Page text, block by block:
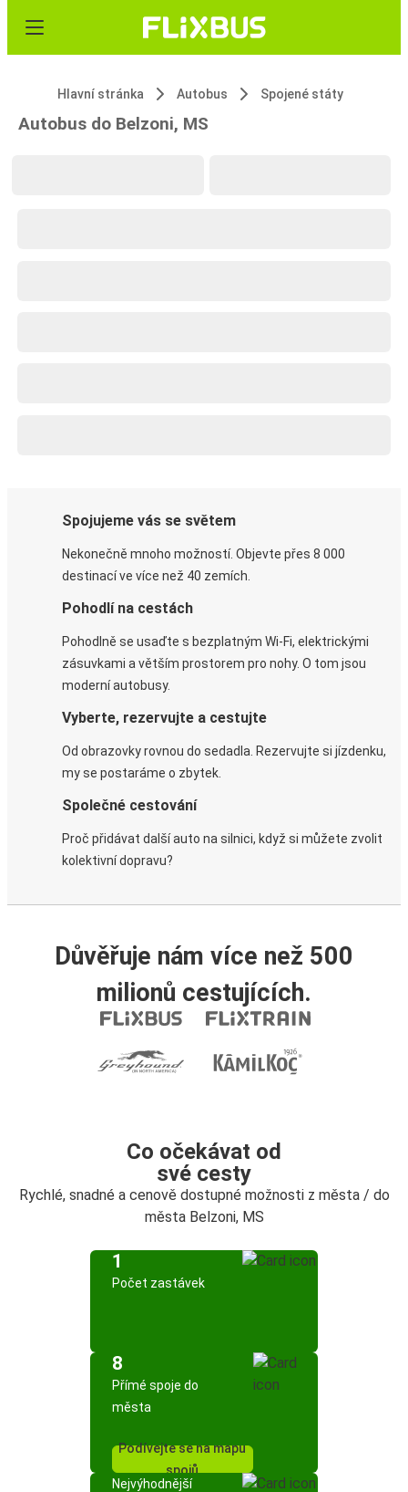
Hlavní stránka Autobus Spojené státy
Autobus do Belzoni, MS
Spojujeme vás se světem
Nekonečně mnoho možností. Objevte přes 8 000
destinací ve více než 40 zemích.
Pohodlí na cestách
Pohodlně se usaďte s bezplatným Wi-Fi, elektrickými
zásuvkami a větším prostorem pro nohy. O tom jsou
moderní autobusy.
Vyberte, rezervujte a cestujte
Od obrazovky rovnou do sedadla. Rezervujte si jízdenku,
my se postaráme o zbytek.
Společné cestování
Proč přidávat další auto na silnici, když si můžete zvolit
kolektivní dopravu?
Důvěřuje nám více než 500
milionů cestujících.
Co očekávat od
své cesty
Rychlé, snadné a cenově dostupné možnosti z města / do
města Belzoni, MS
1
Počet zastávek
8
Přímé spoje do
města
Podívejte se na mapu
spojů
Nejvýhodnější